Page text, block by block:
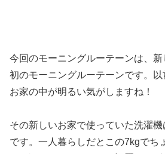
今回のモーニングルーテーンは、
初のモーニングルーテーンです。
お家の中が明るい気がしますね！
その新しいお家で使っていた洗濯機
です。一人暮らしだとこの7kgでち